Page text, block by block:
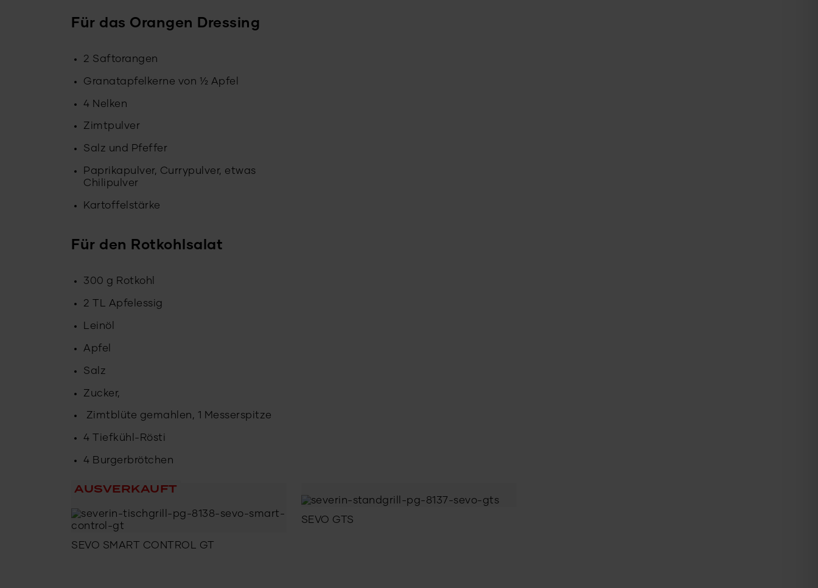
Für das Orangen Dressing
2 Saftorangen
Granatapfelkerne von ½ Apfel
4 Nelken
Zimtpulver
Salz und Pfeffer
Paprikapulver, Currypulver, etwas
Chilipulver
Kartoffelstärke
Für den Rotkohlsalat
300 g Rotkohl
2 TL Apfelessig
Leinöl
Apfel
Salz
Zucker,
Zimtblüte gemahlen, 1 Messerspitze
4 Tiefkühl-Rösti
4 Burgerbrötchen
AUSVERKAUFT
SEVO SMART CONTROL GT
SEVO GTS